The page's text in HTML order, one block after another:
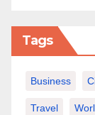
Tags
Business
Travel